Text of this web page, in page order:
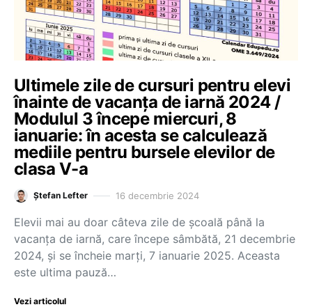
Ultimele zile de cursuri pentru elevi
înainte de vacanța de iarnă 2024 /
Modulul 3 începe miercuri, 8
ianuarie: în acesta se calculează
mediile pentru bursele elevilor de
clasa V-a
Ștefan Lefter 16 decembrie 2024
Elevii mai au doar câteva zile de școală până la
vacanța de iarnă, care începe sâmbătă, 21 decembrie
2024, și se încheie marți, 7 ianuarie 2025. Aceasta
este ultima pauză…
Vezi articolul